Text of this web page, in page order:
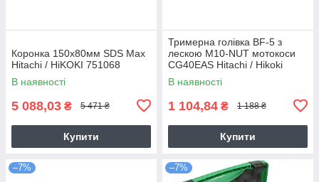
Коронка 150х80мм SDS Max
Hitachi / HiKOKI 751068
В наявності
5 088,03 ₴ 5 471 ₴
Купити
Тримерна голівка BF-5 з
лескою M10-NUT мотокоси
CG40EAS Hitachi / Hikoki
6695784
В наявності
1 104,84 ₴ 1 188 ₴
Купити
–7% –7%